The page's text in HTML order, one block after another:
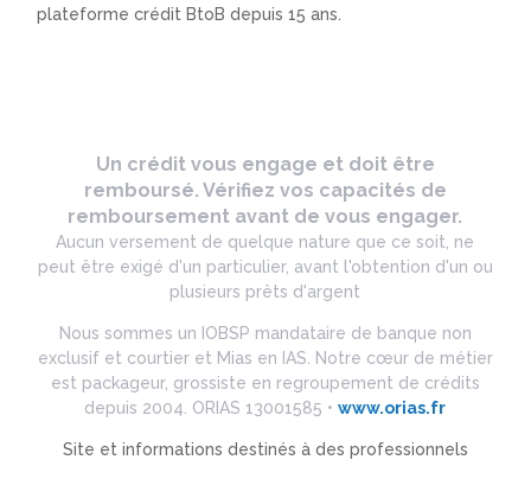
plateforme crédit BtoB depuis 15 ans.
Un crédit vous engage et doit être
remboursé. Vérifiez vos capacités de
remboursement avant de vous engager.
Aucun versement de quelque nature que ce soit, ne
peut être exigé d'un particulier, avant l'obtention d'un ou
plusieurs prêts d'argent
Nous sommes un IOBSP mandataire de banque non
exclusif et courtier et Mias en IAS. Notre cœur de métier
est packageur, grossiste en regroupement de crédits
depuis 2004. ORIAS 13001585 •www.orias.fr
Site et informations destinés à des professionnels